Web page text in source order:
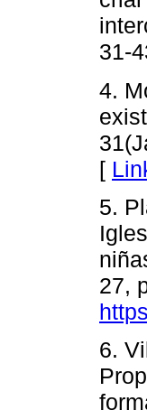
31-
4.
[
5.
27,
6.